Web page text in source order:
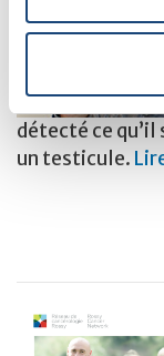
détecté ce
un testicule.